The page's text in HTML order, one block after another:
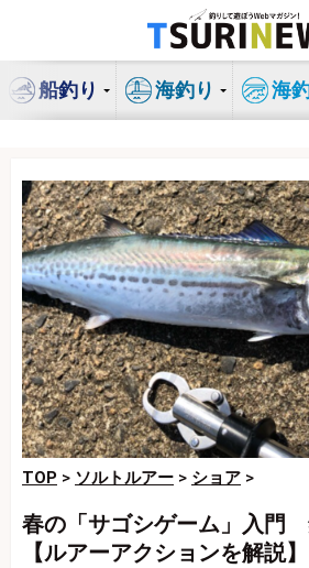
ン
船釣り 海釣り 海
TOP > ソルトルアー > ショア >
春の「サゴシゲーム」入門
【ルアーアクションを解説】